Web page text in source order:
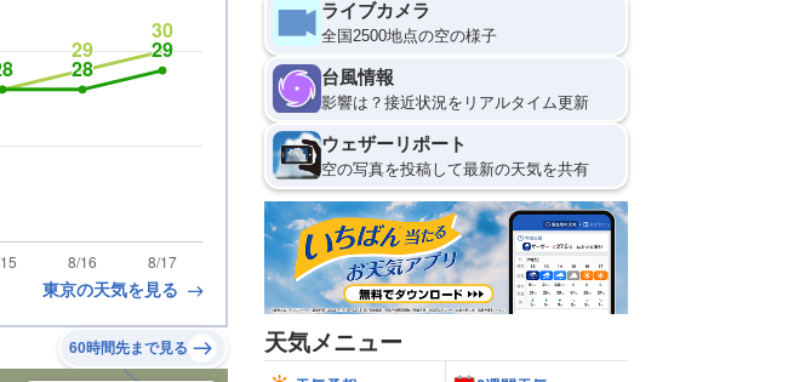
東京の天気を見る
60時間先まで見る
ライブカメラ
全国2500地点の空の様子
台風情報
影響は？接近状況をリアルタイム更新
ウェザーリポート
空の写真を投稿して最新の天気を共有
天気メニュー